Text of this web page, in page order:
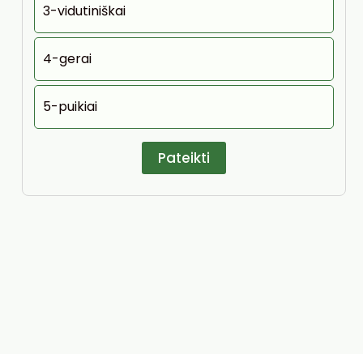
3-vidutiniškai
4-gerai
5-puikiai